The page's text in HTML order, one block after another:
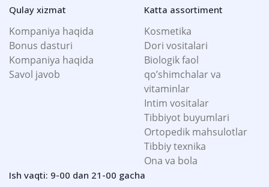
Qulay xizmat
Kompaniya haqida
Bonus dasturi
Kompaniya haqida
Savol javob
Katta assortiment
Kosmetika
Dori vositalari
Biologik faol
qo’shimchalar va
vitaminlar
Intim vositalar
Tibbiyot buyumlari
Ortopedik mahsulotlar
Tibbiy texnika
Ona va bola
Ish vaqti: 9-00 dan 21-00 gacha